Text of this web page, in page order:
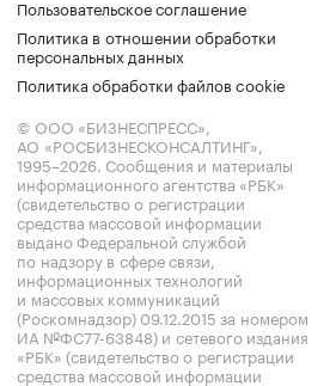
Пользовательское соглашение
Политика в отношении обработки
персональных данных
Политика обработки файлов cookie
© ООО «БИЗНЕСПРЕСС»,
АО «РОСБИЗНЕСКОНСАЛТИНГ»,
1995–2026. Сообщения и материалы
информационного агентства «РБК»
(свидетельство о регистрации
средства массовой информации
выдано Федеральной службой
по надзору в сфере связи,
информационных технологий
и массовых коммуникаций
(Роскомнадзор) 09.12.2015 за номером
ИА №ФС77-63848) и сетевого издания
«РБК» (свидетельство о регистрации
средства массовой информации